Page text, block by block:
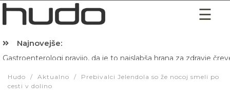
Najnovejše:
Gastroenterologi pravijo, da je to najslabša hrana za zdravje
Hudo / Aktualno /
Prebivalci Jelendola so že nocoj smeli po
cesti v dolino